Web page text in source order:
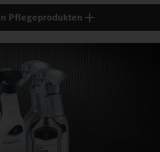
Pflegeprodukten